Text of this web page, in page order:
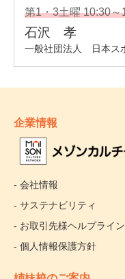
企業情報
- 会社情報
- サステナビリティ
- お取引先様ヘルプライン
- 個人情報保護方針